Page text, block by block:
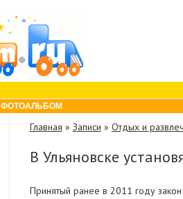
ФОТОАЛЬБОМ
Главная » Записи » Отдых и
В Ульяновске
Принятый ранее в 2011 году